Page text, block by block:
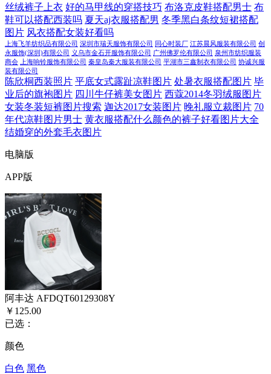
丝绒裤子上衣 好的马甲线的穿搭技巧 布洛克皮鞋搭配男士 布
鞋可以搭配西装吗 夏天aj衣服搭配男 冬季黑白条纹短裙搭配
图片 风衣搭配女装好看吗
上海飞羊纺织品有限公司 深圳市瑞天服饰有限公司 同心时装厂 江苏晨风服装有限公司 创
永服饰(深圳)有限公司 义乌市金石开服饰有限公司 广州佛罗伦有限公司 泉州市纺织服装
商会
上海响铃服饰有限公司 秦皇岛秦大服装有限公司 平湖市三鑫制衣有限公司 协诚兴服
装有限公司
陈欣桐西装照片 平底女式露趾凉鞋图片 处暑衣服搭配图片 毕
业后的旗袍图片 四川牛仔裤美女图片 西蔻2014冬羽绒服图片
女装冬装短裤图片搜索 迦达2017女装图片 晚礼服立裁图片 70
年代凉鞋图片男士 黄衣服搭配什么颜色的裤子好看图片大全
结婚穿的外套毛衣图片
电脑版
APP版
阿丰达 AFDQT60129308Y
￥125.00
已选：
颜色
白色 黑色